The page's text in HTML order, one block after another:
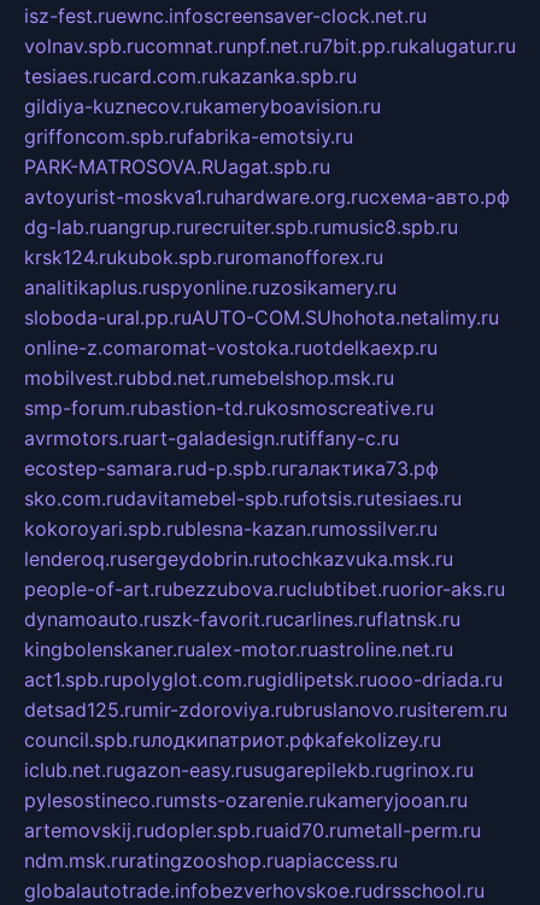
isz-fest.ruewnc.infoscreensaver-clock.net.ru
volnav.spb.rucomnat.runpf.net.ru7bit.pp.rukalugatur.ru
tesiaes.rucard.com.rukazanka.spb.ru
gildiya-kuznecov.rukameryboavision.ru
griffoncom.spb.rufabrika-emotsiy.ru
PARK-MATROSOVA.RUagat.spb.ru
avtoyurist-moskva1.ruhardware.org.ruсхема-авто.рф
dg-lab.ruangrup.rurecruiter.spb.rumusic8.spb.ru
krsk124.rukubok.spb.ruromanofforex.ru
analitikaplus.ruspyonline.ruzosikamery.ru
sloboda-ural.pp.ruAUTO-COM.SUhohota.netalimy.ru
online-z.comaromat-vostoka.ruotdelkaexp.ru
mobilvest.rubbd.net.rumebelshop.msk.ru
smp-forum.rubastion-td.rukosmoscreative.ru
avrmotors.ruart-galadesign.rutiffany-c.ru
ecostep-samara.rud-p.spb.ruгалактика73.рф
sko.com.rudavitamebel-spb.rufotsis.rutesiaes.ru
kokoroyari.spb.rublesna-kazan.rumossilver.ru
lenderoq.rusergeydobrin.rutochkazvuka.msk.ru
people-of-art.rubezzubova.ruclubtibet.ruorior-aks.ru
dynamoauto.ruszk-favorit.rucarlines.ruflatnsk.ru
kingbolenskaner.rualex-motor.ruastroline.net.ru
act1.spb.rupolyglot.com.rugidlipetsk.ruooo-driada.ru
detsad125.rumir-zdoroviya.rubruslanovo.rusiterem.ru
council.spb.ruлодкипатриот.рфkafekolizey.ru
iclub.net.rugazon-easy.rusugarepilekb.rugrinox.ru
pylesostineco.rumsts-ozarenie.rukameryjooan.ru
artemovskij.rudopler.spb.ruaid70.rumetall-perm.ru
ndm.msk.ruratingzooshop.ruapiaccess.ru
globalautotrade.infobezverhovskoe.rudrsschool.ru